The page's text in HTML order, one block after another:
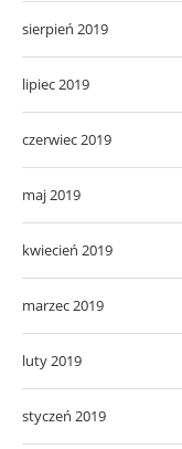
sierpień 2019
lipiec 2019
czerwiec 2019
maj 2019
kwiecień 2019
marzec 2019
luty 2019
styczeń 2019